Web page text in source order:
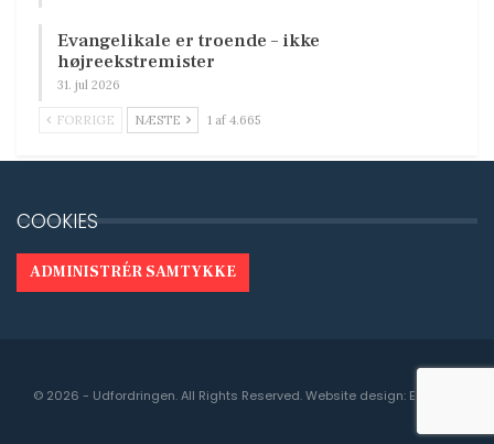
Evangelikale er troende – ikke
højreekstremister
31. jul 2026
FORRIGE NÆSTE 1 af 4.665
COOKIES
ADMINISTRÉR SAMTYKKE
© 2026 - Udfordringen. All Rights Reserved.Website design: Engedal